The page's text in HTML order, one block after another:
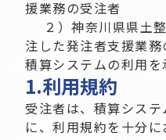
援業務の受注者
２）神奈川県県土
注した発注者支援業
積算システムの利用を
1.利用規約
受注者は、積算シス
に、利用規約を十分に